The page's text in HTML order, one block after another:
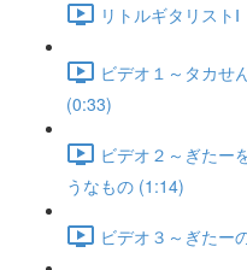
リトルギタリスト
ビデオ１～タカ
(0:33)
ビデオ２～ぎた
うなもの (1:14)
ビデオ３～ぎた